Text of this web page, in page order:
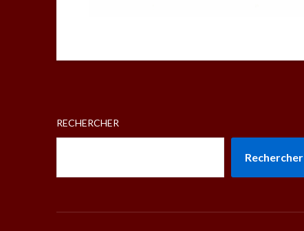
RECHERCHER
Rechercher